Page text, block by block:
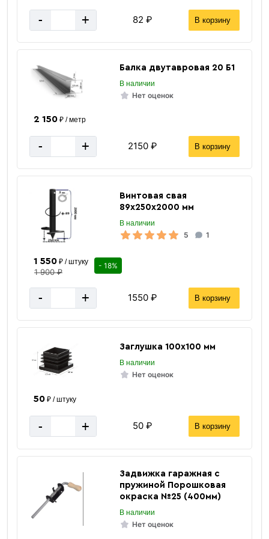
- + 82 ₽ В корзину
Балка двутавровая 20 Б1
В наличии
Нет оценок
2 150₽ / метр
- + 2150 ₽ В корзину
Винтовая свая
89х250х2000 мм
В наличии
5 1
1 550₽ / штуку
1 900 ₽
- 18%
- + 1550 ₽ В корзину
Заглушка 100х100 мм
В наличии
Нет оценок
50₽ / штуку
- + 50 ₽ В корзину
Задвижка гаражная с
пружиной Порошковая
окраска №25 (400мм)
В наличии
Нет оценок
«В корзину»
«Быстрый заказ»
Длина трубы
Прокат Горячекатаный (г/к)
Цвет